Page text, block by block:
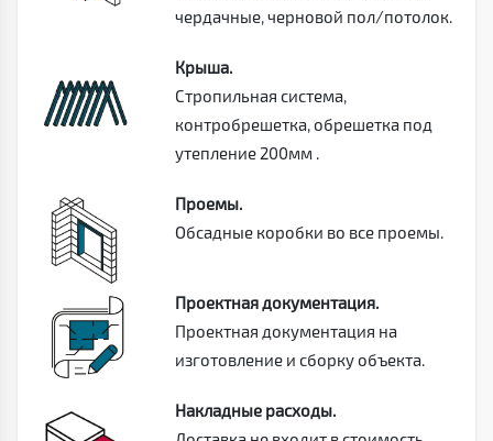
чердачные, черновой пол/потолок.
Крыша.
Стропильная система,
контробрешетка, обрешетка под
утепление 200мм .
Проемы.
Обсадные коробки во все проемы.
Проектная документация.
Проектная документация на
изготовление и сборку объекта.
Накладные расходы.